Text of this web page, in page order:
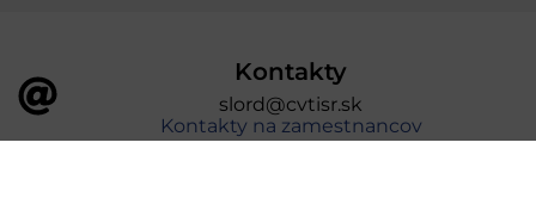
Kontakty
slord@cvtisr.sk
Kontakty na zamestnancov